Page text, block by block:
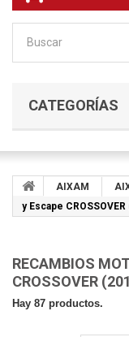
CATEGORÍAS
AIXAM
y Escape
RECAMBIOS
CROSSOVER
Hay 87 productos.